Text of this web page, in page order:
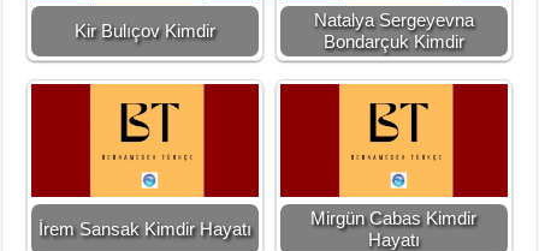
Kir Bulıçov Kimdir
Natalya Sergeyevna
Bondarçuk Kimdir
İrem Sansak Kimdir Hayatı
Mirgün Cabas Kimdir
Hayatı